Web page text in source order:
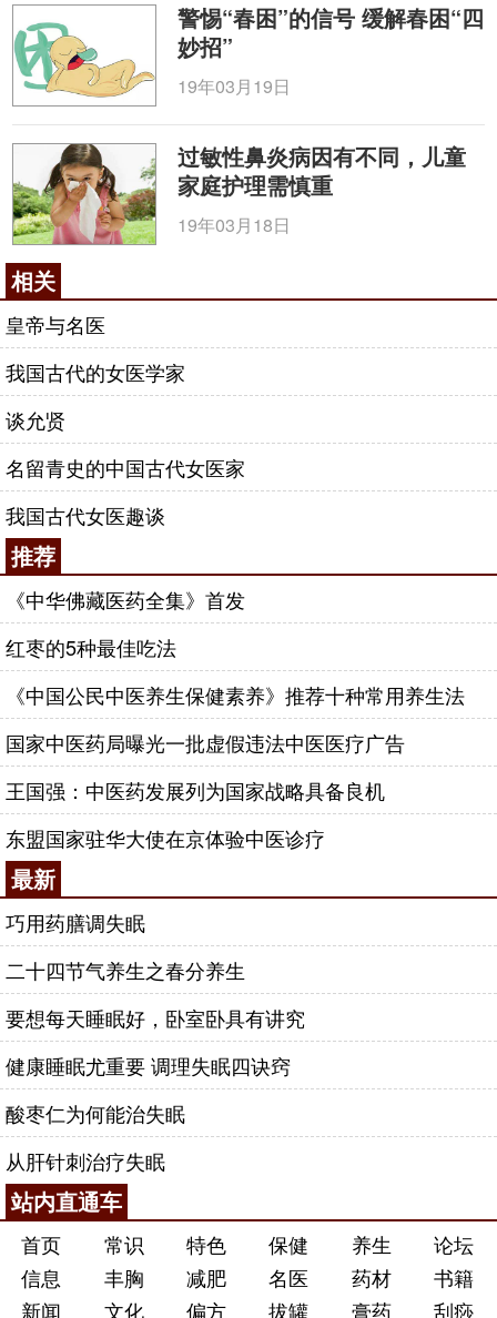
警惕“春困”的信号 缓解春困“四
妙招”
19年03月19日
过敏性鼻炎病因有不同，儿童
家庭护理需慎重
19年03月18日
相关
皇帝与名医
我国古代的女医学家
谈允贤
名留青史的中国古代女医家
我国古代女医趣谈
推荐
《中华佛藏医药全集》首发
红枣的5种最佳吃法
《中国公民中医养生保健素养》推荐十种常用养生法
国家中医药局曝光一批虚假违法中医医疗广告
王国强：中医药发展列为国家战略具备良机
东盟国家驻华大使在京体验中医诊疗
最新
巧用药膳调失眠
二十四节气养生之春分养生
要想每天睡眠好，卧室卧具有讲究
健康睡眠尤重要 调理失眠四诀窍
酸枣仁为何能治失眠
从肝针刺治疗失眠
站内直通车
首页 常识 特色 保健 养生
论坛
信息
丰胸 减肥 名医 药材
书籍
新闻
文化 偏方 拔罐 膏药 刮痧